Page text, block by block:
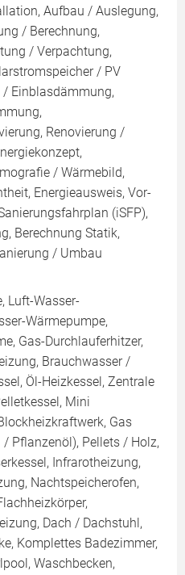
Aufbau / Auslegung,
/ Berechnung,
/ Verpachtung,
/ PV
/ Einblasdämmung,
Renovierung /
/ Wärmebild,
Energieausweis, Vor-
(iSFP),
Berechnung Statik,
/ Umbau
Luft-Wasser-
Wärmepumpe,
Gas-Durchlauferhitzer,
Brauchwasser /
Öl-Heizkessel, Zentrale
Mini
Gas
/ Pflanzenöl), Pellets / Holz,
Infrarotheizung,
Nachtspeicherofen,
Dach / Dachstuhl,
Komplettes Badezimmer,
Waschbecken,